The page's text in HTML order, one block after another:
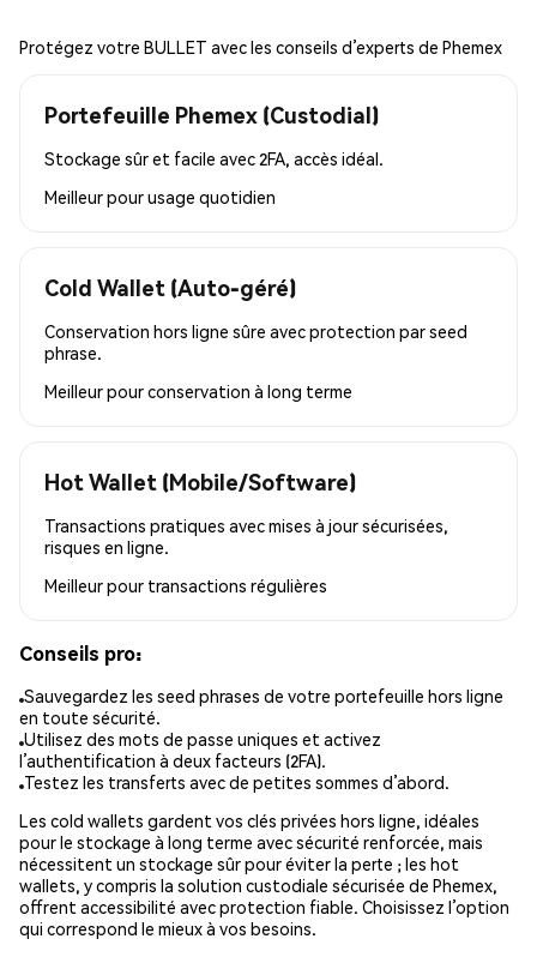
Protégez votre BULLET avec les conseils d’experts de Phemex
Portefeuille Phemex (Custodial)
Stockage sûr et facile avec 2FA, accès idéal.
Meilleur pourusage quotidien
Cold Wallet (Auto-géré)
Conservation hors ligne sûre avec protection par seed
phrase.
Meilleur pourconservation à long terme
Hot Wallet (Mobile/Software)
Transactions pratiques avec mises à jour sécurisées,
risques en ligne.
Meilleur pour transactions régulières
Conseils pro:
Sauvegardez les seed phrases de votre portefeuille hors ligne
en toute sécurité.
Utilisez des mots de passe uniques et activez
l’authentification à deux facteurs (2FA).
Testez les transferts avec de petites sommes d’abord.
Les cold wallets gardent vos clés privées hors ligne, idéales
pour le stockage à long terme avec sécurité renforcée, mais
nécessitent un stockage sûr pour éviter la perte ; les hot
wallets, y compris la solution custodiale sécurisée de Phemex,
offrent accessibilité avec protection fiable. Choisissez l’option
qui correspond le mieux à vos besoins.